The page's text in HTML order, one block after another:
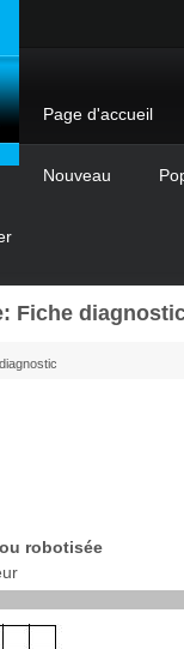
Page d'accueil
Nouveau
Fiche
robotisée